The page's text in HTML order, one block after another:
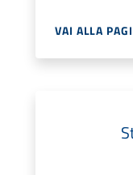
VAI ALLA